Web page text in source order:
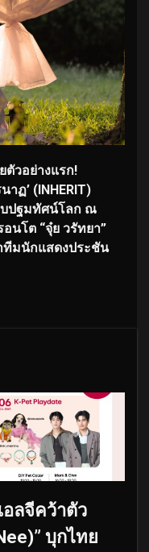
ตัวอย่างแรก!
ฏ’ (INHERIT)
บปฐมทัศน์โลก ณ
นโต “จุ๋ย วรัทยา”
มนักแสดงประชัน
ลจีคว้าตัว
บุกไทย